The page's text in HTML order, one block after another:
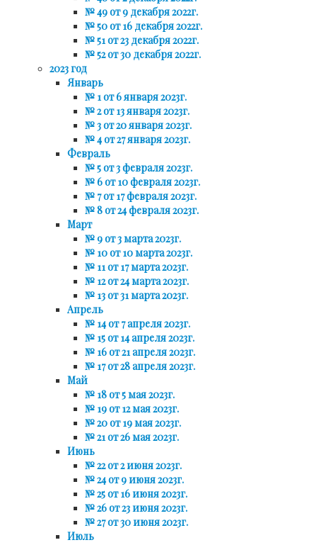
№ 49 от 9 декабря 2022г.
№ 50 от 16 декабря 2022г.
№ 51 от 23 декабря 2022г.
№ 52 от 30 декабря 2022г.
2023 год
Январь
№ 1 от 6 января 2023г.
№ 2 от 13 января 2023г.
№ 3 от 20 января 2023г.
№ 4 от 27 января 2023г.
Февраль
№ 5 от 3 февраля 2023г.
№ 6 от 10 февраля 2023г.
№ 7 от 17 февраля 2023г.
№ 8 от 24 февраля 2023г.
Март
№ 9 от 3 марта 2023г.
№ 10 от 10 марта 2023г.
№ 11 от 17 марта 2023г.
№ 12 от 24 марта 2023г.
№ 13 от 31 марта 2023г.
Апрель
№ 14 от 7 апреля 2023г.
№ 15 от 14 апреля 2023г.
№ 16 от 21 апреля 2023г.
№ 17 от 28 апреля 2023г.
Май
№ 18 от 5 мая 2023г.
№ 19 от 12 мая 2023г.
№ 20 от 19 мая 2023г.
№ 21 от 26 мая 2023г.
Июнь
№ 22 от 2 июня 2023г.
№ 24 от 9 июня 2023г.
№ 25 от 16 июня 2023г.
№ 26 от 23 июня 2023г.
№ 27 от 30 июня 2023г.
Июль